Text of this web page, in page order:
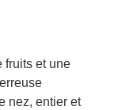
fruits et une
nez, entier et